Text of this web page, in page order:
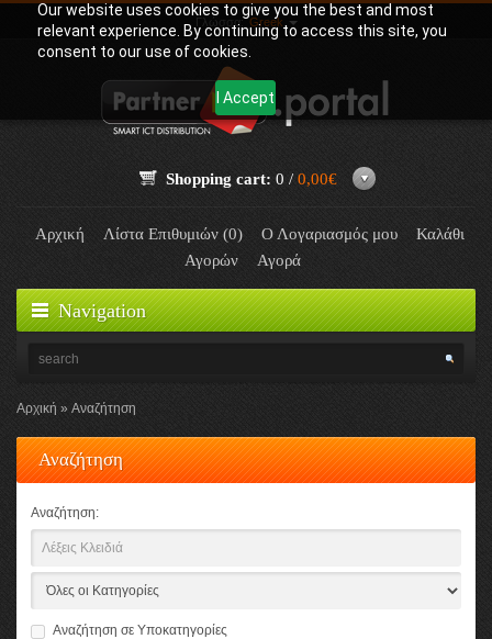
Our website uses cookies to give you the best and most
relevant experience. By continuing to access this site, you
consent to our use of cookies.
I Accept
Γλώσσα:Greek
Shopping cart: 0 / 0,00€
Αρχική Λίστα Επιθυμιών (0) Ο Λογαριασμός μου
Καλάθι
Αγορών
Αγορά
Navigation
Αρχική Αναζήτηση
Αναζήτηση
Αναζήτηση:
Αναζήτηση σε Υποκατηγορίες